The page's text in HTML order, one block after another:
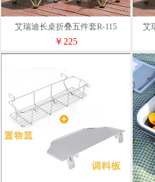
艾瑞迪长桌折叠五件套R-115
￥225
艾